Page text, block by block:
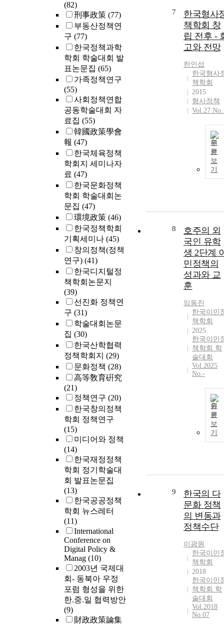
(82)
刑事政策 (77)
부동산정책연
구 (77)
한국정책과학
학회 학술대회 발
표논문집 (65)
가족정책연구
(55)
사회정책연합
공동학술대회 자
료집 (55)
韓國政策學會
報 (47)
한국체육정책
학회지 세미나자
료 (47)
한국문화정책
학회 학술대회논
문집 (47)
環境政策 (46)
한국정책학회
기획세미나 (45)
창의정책(정책
연구) (41)
한국디지털정
책학회논문지
(39)
선진화 정책연
구 (31)
학술대회논문
집 (30)
한국산학협력
정책학회지 (29)
문화정책 (28)
高等敎育硏究
(21)
정책연구 (20)
한국창의정책
학회 정책연구
(15)
미디어와 정책
(14)
한국재정정책
학회 정기학술대
회 발표논문집
(13)
한국공공정책
학회 뉴스레터
(11)
International
Conference on
Digital Policy &
Manag (10)
2003년 국제대
회- 동북아 우정
포럼 형성을 위한
한.중.일 협력방안
(9)
財政政策論集
7
한국형사
책학회 창
립 전후 -
고와 전망
한인섭
한국형사
책학회
2015
형사정책
Vol.27
원
문
보
기
8
호주의 외
국인 유학
생 2단계
민정책의
성과와 교
훈
임동진
한국이민
책학회
2025
한국이민
책학회 학
술대회
Vol.2025
No.-
원
문
보
기
9
한국의 다
문화 정책
의 변동과
정책수단
이광원
한국이민
책학회
2018
한국이민
책학회 학
술대회
Vol.2018
No.07